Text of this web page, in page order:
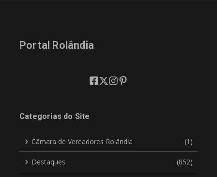
Portal Rolândia
Categorias do Site
Câmara de Vereadores Rolândia (1)
Destaques (852)